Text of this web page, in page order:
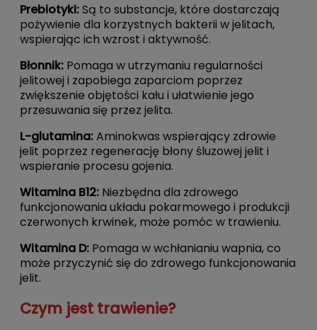
Prebiotyki:Są to substancje, które dostarczają
pożywienie dla korzystnych bakterii w jelitach,
wspierając ich wzrost i aktywność.
Błonnik: Pomaga w utrzymaniu regularności
jelitowej i zapobiega zaparciom poprzez
zwiększenie objętości kału i ułatwienie jego
przesuwania się przez jelita.
L-glutamina:Aminokwas wspierający zdrowie
jelit poprzez regenerację błony śluzowej jelit i
wspieranie procesu gojenia.
Witamina B12: Niezbędna dla zdrowego
funkcjonowania układu pokarmowego i produkcji
czerwonych krwinek, może pomóc w trawieniu.
Witamina D: Pomaga w wchłanianiu wapnia, co
może przyczynić się do zdrowego funkcjonowania
jelit.
Czym jest trawienie?